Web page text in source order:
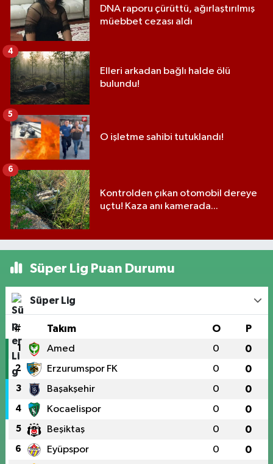
DNA raporu çürüttü, ağırlaştırılmış
müebbet cezası aldı
Elleri arkadan bağlı halde ölü
bulundu!
4
O işletme sahibi tutuklandı!
5
Kontrolden çıkan otomobil dereye
uçtu! Kaza anı kamerada...
6
Süper Lig Puan Durumu
Süper Lig
# Takım O P
1 Amed 0 0
2 Erzurumspor FK 0 0
3 Başakşehir 0 0
4 Kocaelispor 0 0
5 Beşiktaş 0 0
6 Eyüpspor 0 0